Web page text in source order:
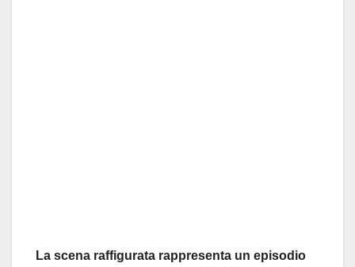
La scena raffigurata rappresenta un episodio